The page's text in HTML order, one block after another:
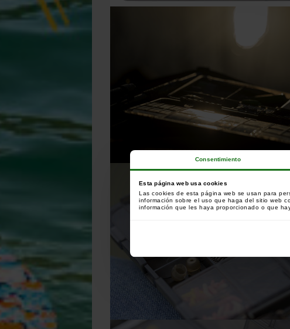
Consentimiento
Esta página web usa cookies
Las cookies de esta página web se usan para
información sobre el uso que haga del sitio web
información que les haya proporcionado o que